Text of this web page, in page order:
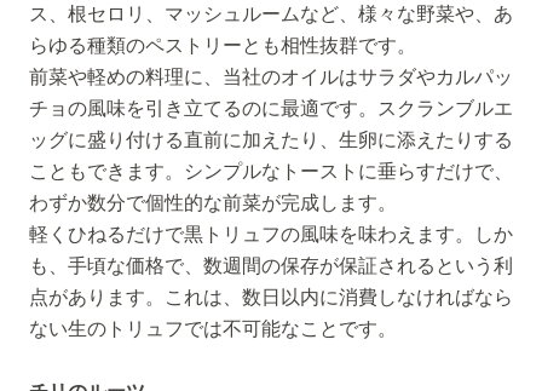
ス、根セロリ、マッシュルームなど、様々な野菜や、あ
らゆる種類のペストリーとも相性抜群です。
前菜や軽めの料理に、当社のオイルはサラダやカルパッ
チョの風味を引き立てるのに最適です。スクランブルエ
ッグに盛り付ける直前に加えたり、生卵に添えたりする
こともできます。シンプルなトーストに垂らすだけで、
わずか数分で個性的な前菜が完成します。
軽くひねるだけで黒トリュフの風味を味わえます。しか
も、手頃な価格で、数週間の保存が保証されるという利
点があります。これは、数日以内に消費しなければなら
ない生のトリュフでは不可能なことです。